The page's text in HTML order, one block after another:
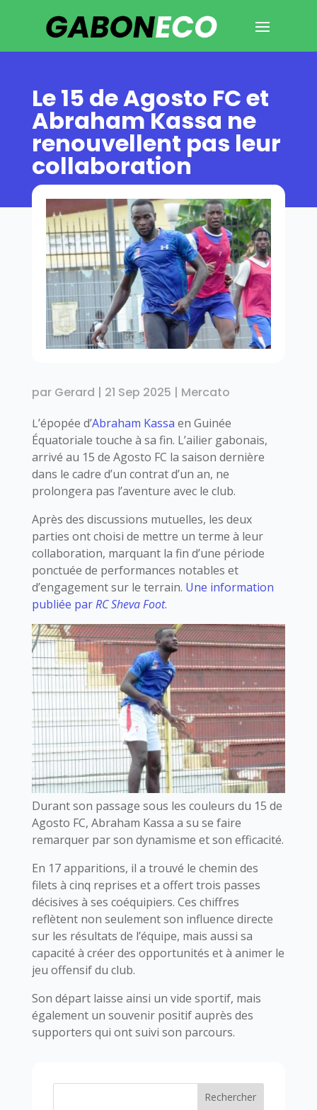
Le 15 de Agosto FC et
Abraham Kassa ne
renouvellent pas leur
collaboration
par Gerard | 21 Sep 2025 | Mercato
L’épopée d’Abraham Kassa en Guinée
Équatoriale touche à sa fin. L’ailier gabonais,
arrivé au 15 de Agosto FC la saison dernière
dans le cadre d’un contrat d’un an, ne
prolongera pas l’aventure avec le club.
Après des discussions mutuelles, les deux
parties ont choisi de mettre un terme à leur
collaboration, marquant la fin d’une période
ponctuée de performances notables et
d’engagement sur le terrain. Une information
publiée parRC Sheva Foot.
Durant son passage sous les couleurs du 15 de
Agosto FC, Abraham Kassa a su se faire
remarquer par son dynamisme et son efficacité.
En 17 apparitions, il a trouvé le chemin des
filets à cinq reprises et a offert trois passes
décisives à ses coéquipiers. Ces chiffres
reflètent non seulement son influence directe
sur les résultats de l’équipe, mais aussi sa
capacité à créer des opportunités et à animer le
jeu offensif du club.
Son départ laisse ainsi un vide sportif, mais
également un souvenir positif auprès des
supporters qui ont suivi son parcours.
Rechercher